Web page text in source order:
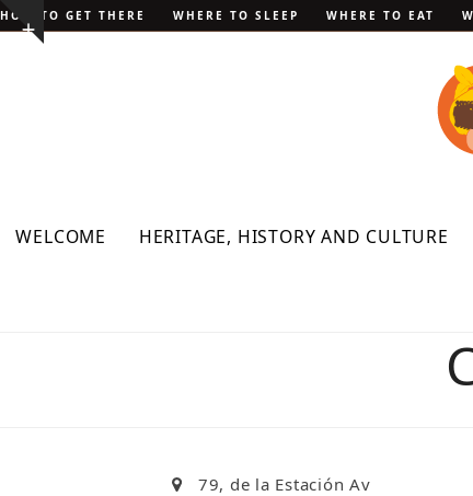
Skip
to Show
HOW TO GET THERE WHERE TO SLEEP WHERE TO EAT
WELCOME HERITAGE, HISTORY AND CULTURE
79, de la Estación Av